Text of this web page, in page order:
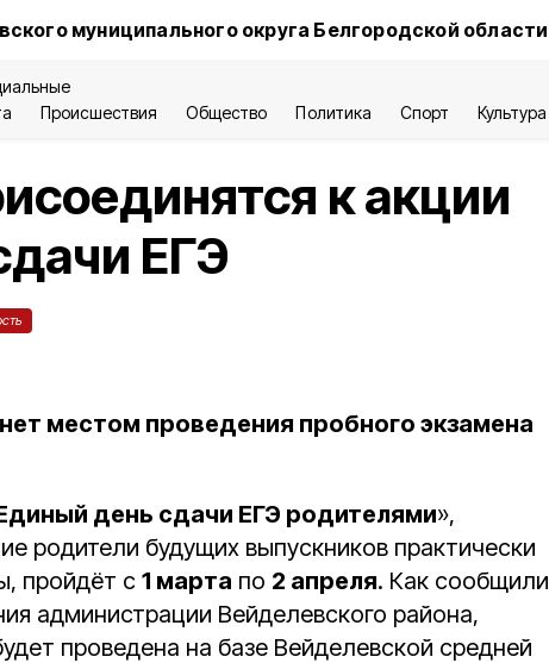
муниципального округа Белгородской области
Происшествия Общество Политика Спорт Культура
к акции
ЕГЭ
местом проведения пробного экзамена
день сдачи ЕГЭ родителями»,
родители будущих выпускников практически
пройдёт с 1 марта по 2 апреля. Как сообщили
администрации Вейделевского района,
проведена на базе Вейделевской средней